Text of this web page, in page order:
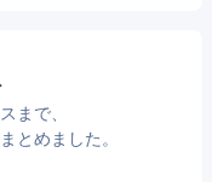
まで、
とめました。